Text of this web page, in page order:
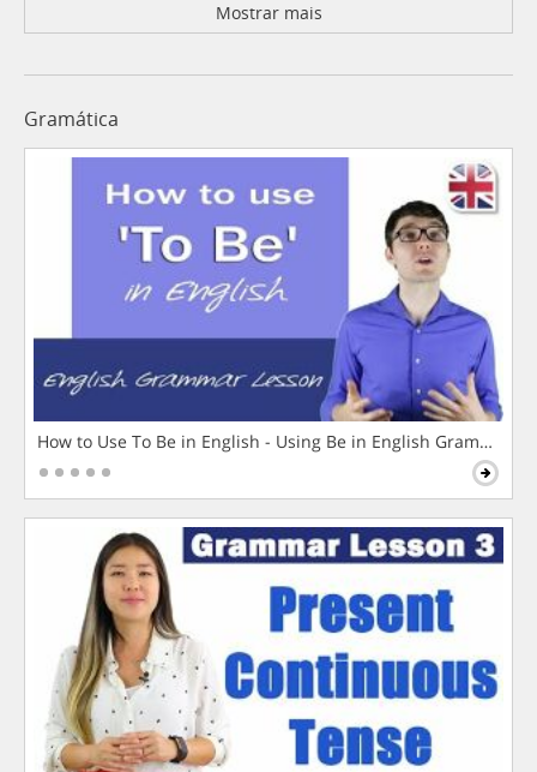
Mostrar mais
Gramática
How to Use To Be in English - Using Be in English Grammar